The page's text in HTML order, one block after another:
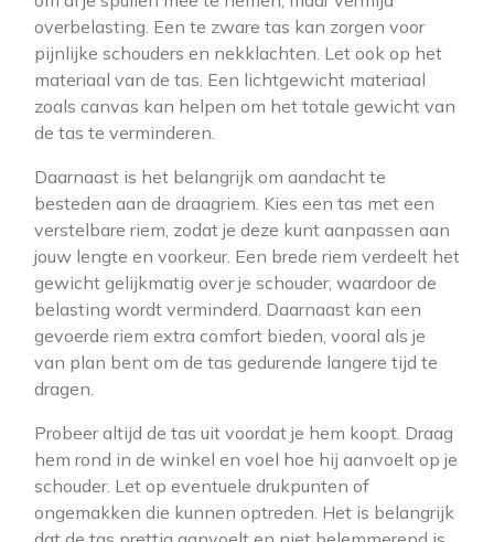
overbelasting. Een te zware tas kan zorgen voor
pijnlijke schouders en nekklachten. Let ook op het
materiaal van de tas. Een lichtgewicht materiaal
zoals canvas kan helpen om het totale gewicht van
de tas te verminderen.
Daarnaast is het belangrijk om aandacht te
besteden aan de draagriem. Kies een tas met een
verstelbare riem, zodat je deze kunt aanpassen aan
jouw lengte en voorkeur. Een brede riem verdeelt het
gewicht gelijkmatig over je schouder, waardoor de
belasting wordt verminderd. Daarnaast kan een
gevoerde riem extra comfort bieden, vooral als je
van plan bent om de tas gedurende langere tijd te
dragen.
Probeer altijd de tas uit voordat je hem koopt. Draag
hem rond in de winkel en voel hoe hij aanvoelt op je
schouder. Let op eventuele drukpunten of
ongemakken die kunnen optreden. Het is belangrijk